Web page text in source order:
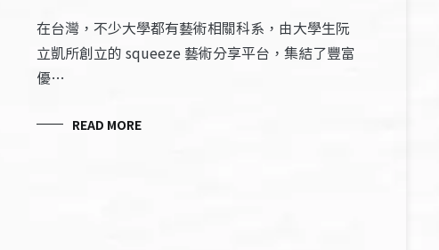
在台灣，不少大學都有藝術相關科系，由大學生阮
立凱所創立的 squeeze 藝術分享平台，集結了豐富
優…
READ MORE